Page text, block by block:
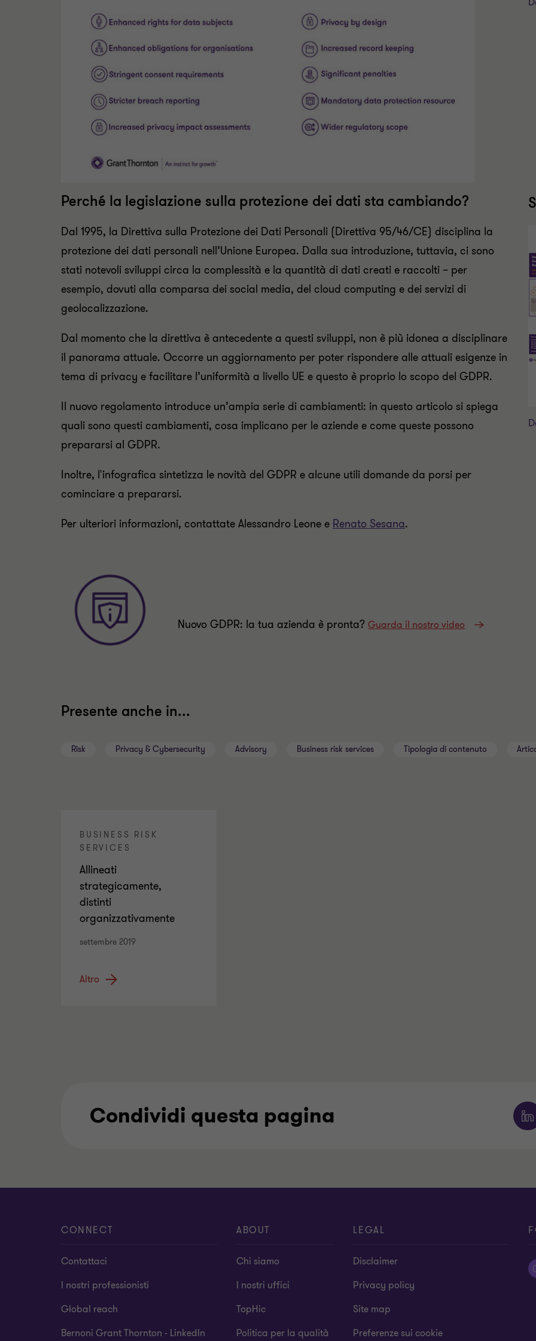
Perché la legislazione sulla protezione dei dati sta cambiando?
Dal 1995, la Direttiva sulla Protezione dei Dati Personali (Direttiva 95/46/CE) disciplina la
protezione dei dati personali nell’Unione Europea. Dalla sua introduzione, tuttavia, ci sono
stati notevoli sviluppi circa la complessità e la quantità di dati creati e raccolti – per
esempio, dovuti alla comparsa dei social media, del cloud computing e dei servizi di
geolocalizzazione.
Dal momento che la direttiva è antecedente a questi sviluppi, non è più idonea a disciplinare
il panorama attuale. Occorre un aggiornamento per poter rispondere alle attuali esigenze in
tema di privacy e facilitare l’uniformità a livello UE e questo è proprio lo scopo del GDPR.
Il nuovo regolamento introduce un’ampia serie di cambiamenti: in questo articolo si spiega
quali sono questi cambiamenti, cosa implicano per le aziende e come queste possono
prepararsi al GDPR.
Inoltre, l'infografica sintetizza le novità del GDPR e alcune utili domande da porsi per
cominciare a prepararsi.
Per ulteriori informazioni, contattate Alessandro Leone e Renato Sesana.
Nuovo GDPR: la tua azienda è pronta?Guarda il nostro video
Presente anche in...
Risk Privacy & Cybersecurity Advisory Business risk services Tipologia di contenuto
BUSINESS RISK
SERVICES
Allineati
strategicamente,
distinti
organizzativamente
settembre 2019
Altro
Condividi questa pagina
CONNECT
Contattaci
I nostri professionisti
Global reach
Bernoni Grant Thornton - LinkedIn
ABOUT
Chi siamo
I nostri uffici
TopHic
Politica per la qualità
LEGAL
Disclaimer
Privacy policy
Site map
Preferenze sui cookie